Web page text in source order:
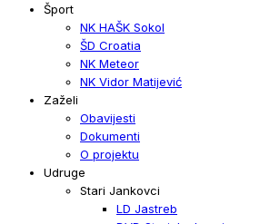
Šport
NK HAŠK Sokol
ŠD Croatia
NK Meteor
NK Vidor Matijević
Zaželi
Obavijesti
Dokumenti
O projektu
Udruge
Stari Jankovci
LD Jastreb